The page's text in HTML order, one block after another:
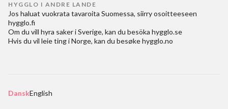
HYGGLO I ANDRE LANDE
Jos haluat vuokrata tavaroita Suomessa, siirry osoitteeseen
hygglo.fi
Om du vill hyra saker i Sverige, kan du besöka hygglo.se
Hvis du vil leie ting i Norge, kan du besøkehygglo.no
DanskEnglish